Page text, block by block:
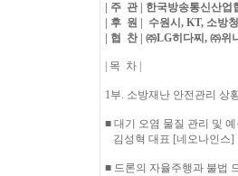
| 주 관 | 한국방송통신산업
| 후 원 | 수원시, KT, 소방
| 협 찬 | ㈜LG히다찌, ㈜위
| 목 차 |
1부. 소방재난 안전관리 상
■ 대기 오염 물질 관리 및
김성혁 대표 [네오나인스]
■ 드론의 자율주행과 불법